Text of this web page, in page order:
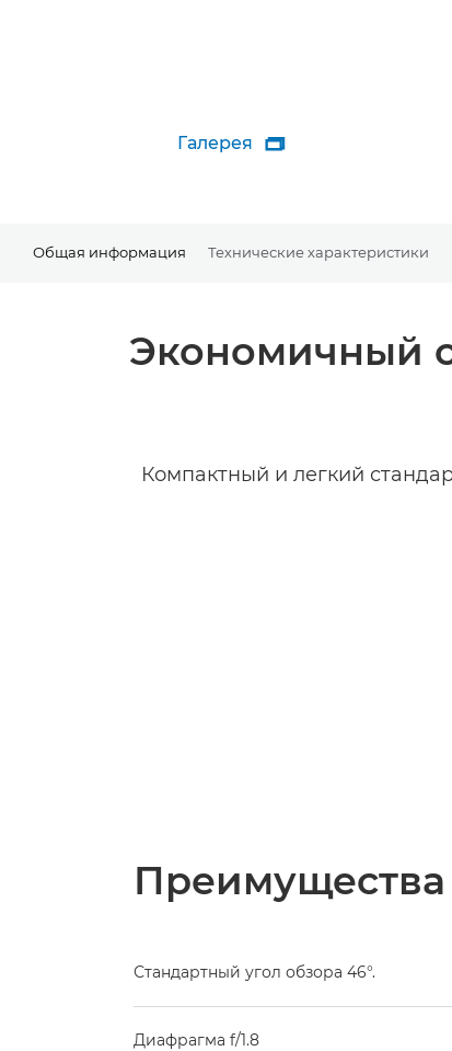
Галерея 
Общая информация Технические характеристики
Экономичный
Компактный и легкий
Преимущества
Стандартный угол обзора 46°.
Диафрагма f/1.8